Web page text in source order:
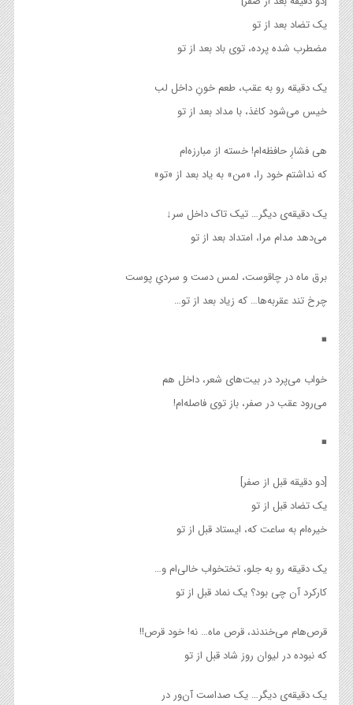
یک تضاد بعد از تو
مضطرب شده پرده، توی باد بعد از تو
یک دقیقه رو به عقب، طعم خونِ داخل لب
خیس می‌شود کاغذ، با مداد بعد از تو
هی فشارِ حافظه‌ام! خسته از مبارزه‌ام
که نداشتم خود را، «من» به یاد بعد از «تو»
یک دقیقه‌ی دیگر… تیک تاک داخل سر↓
می‌دهد مدام مرا، امتداد بعد از تو
برق ماه در چاقوست، لمس دست و سردیِ پوست
چرخ تند عقربه‌ها… که زیاد بعد از تو…
◾
خواب می‌پرد در بیت‌های شعر، داخل هم
می‌رود عقب در صفر، باز توی فاصله‌ام!
◾
[دو دقیقه قبل از صفر]
یک تضاد قبل از تو
خیره‌ام به ساعت که، ایستاد قبل از تو
یک دقیقه رو به جلو، تختخواب خالی‌ام و…
کارکرد آن چی بود؟ یک نماد قبل از تو
قرص‌هام می‌خندند، قرص ماه… نه! خود قرص!!
که نبوده در لیوان روز شاد قبل از تو
یک دقیقه‌ی دیگر… یک صداست آن‌ور در